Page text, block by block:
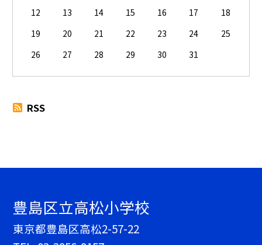
12
13 14 15 16 17
18
19
20 21 22 23 24
25
26
27 28 29 30 31
RSS
豊島区立高松小学校
東京都豊島区高松2-57-22